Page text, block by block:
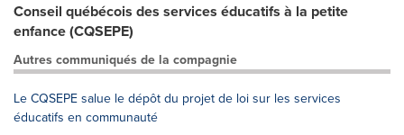
Conseil québécois des services éducatifs à la petite
enfance (CQSEPE)
Autres communiqués de la compagnie
Le CQSEPE salue le dépôt du projet de loi sur les services
éducatifs en communauté